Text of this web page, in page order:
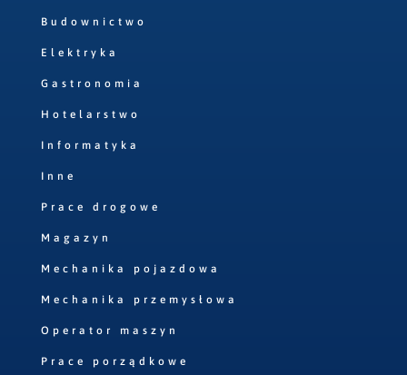
Budownictwo
Elektryka
Gastronomia
Hotelarstwo
Informatyka
Inne
Prace drogowe
Magazyn
Mechanika pojazdowa
Mechanika przemysłowa
Operator maszyn
Prace porządkowe